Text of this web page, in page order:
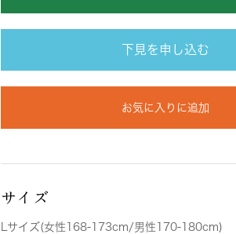
下見を申し込む
お気に入りに追加
サイズ
Lサイズ(女性168-173cm/男性170-180cm)